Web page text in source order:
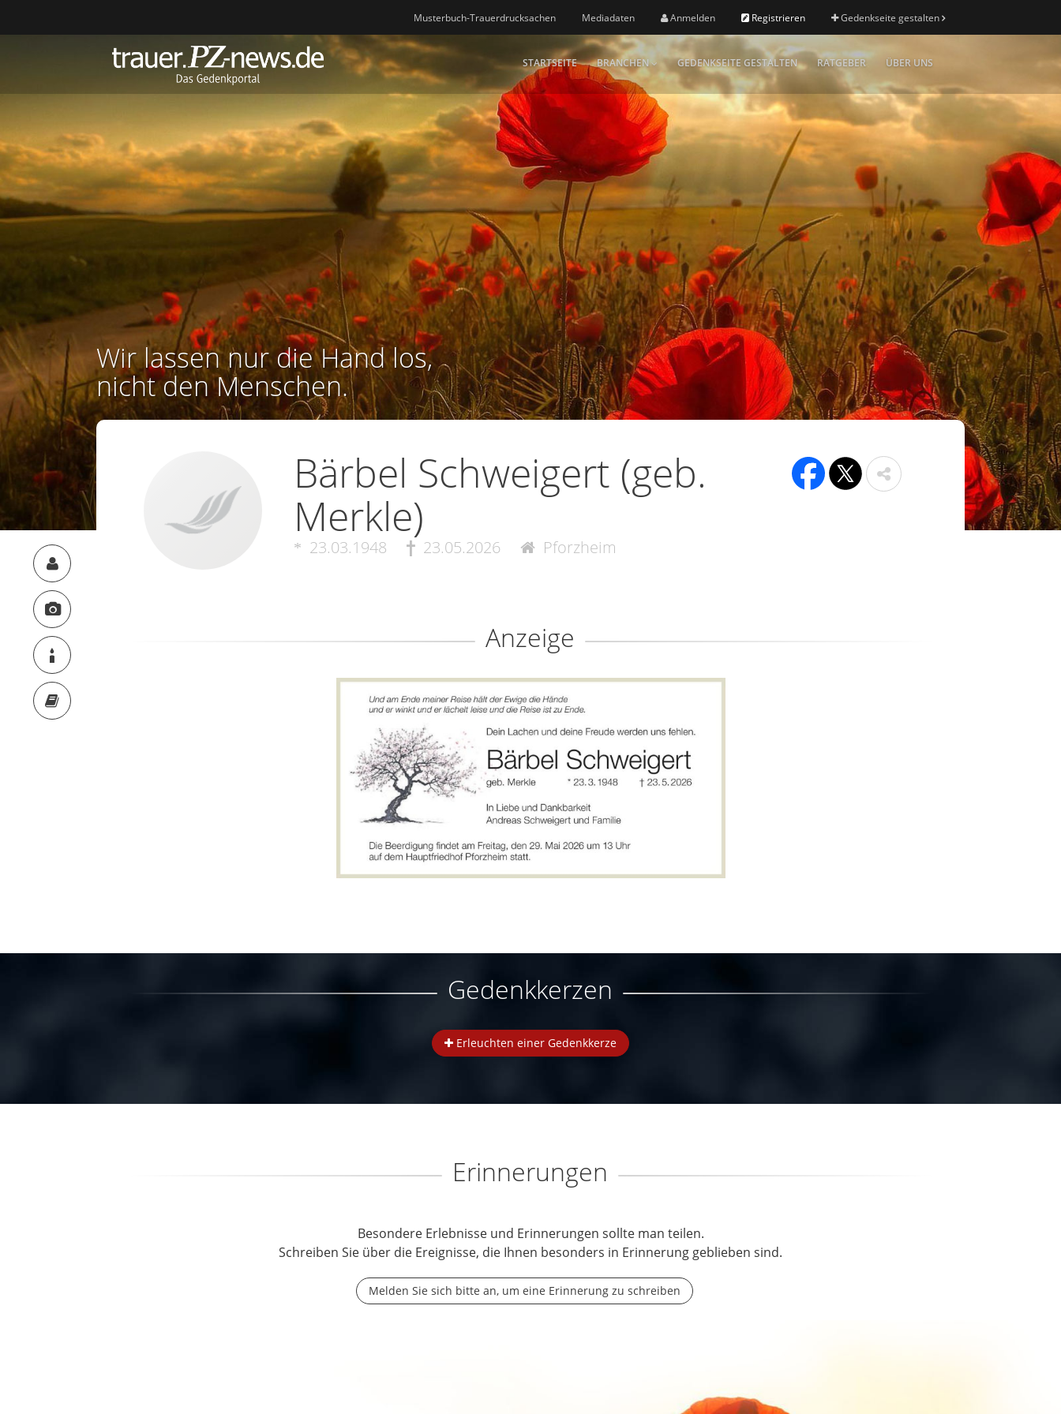
Musterbuch-Trauerdrucksachen Mediadaten Anmelden Registrieren Gedenkseite gestalten
STARTSEITE BRANCHEN GEDENKSEITE GESTALTEN RATGEBER ÜBER UNS
Wir lassen nur die Hand los,
nicht den Menschen.
Bärbel Schweigert (geb.
Merkle)
23.03.1948 23.05.2026 Pforzheim
Anzeige
Gedenkkerzen
Erleuchten einer Gedenkkerze
Erinnerungen
Besondere Erlebnisse und Erinnerungen sollte man teilen.
Schreiben Sie über die Ereignisse, die Ihnen besonders in Erinnerung geblieben sind.
Melden Sie sich bitte an, um eine Erinnerung zu schreiben